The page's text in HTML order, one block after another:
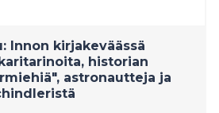
Innon kirjakeväässä
historian
astronautteja ja